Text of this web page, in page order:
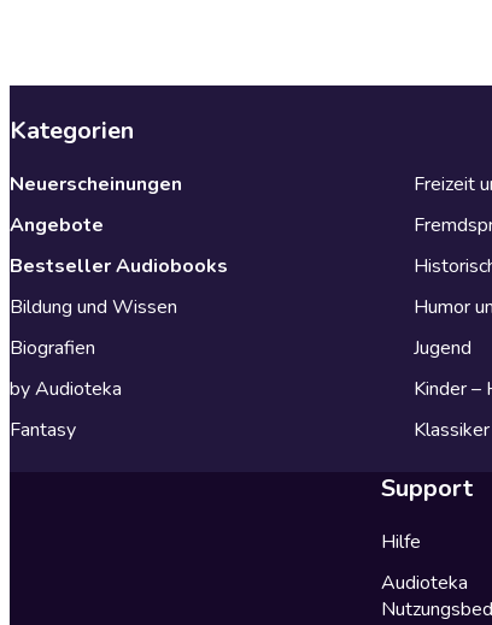
Kategorien
Neuerscheinungen
Angebote
Bestseller Audiobooks
Bildung und Wissen
Biografien
by Audioteka
Fantasy
Freizeit
Humor
Jugend
Kinder –
Klassiker
Support
Hilfe
Audioteka